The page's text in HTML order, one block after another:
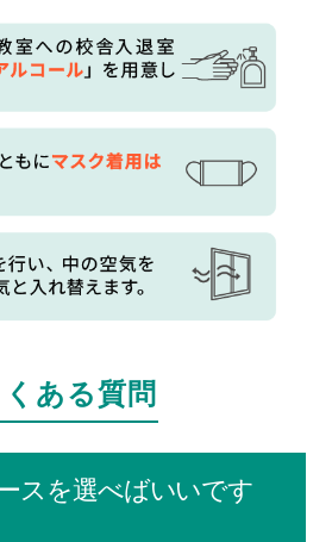
ある質問
スを選べばいいです